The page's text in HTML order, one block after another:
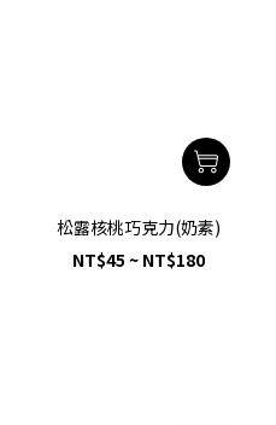
松露核桃巧克力(奶素)
NT$45 ~ NT$180